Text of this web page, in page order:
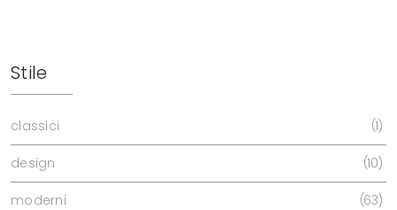
Stile
classici 1
design 10
moderni 63